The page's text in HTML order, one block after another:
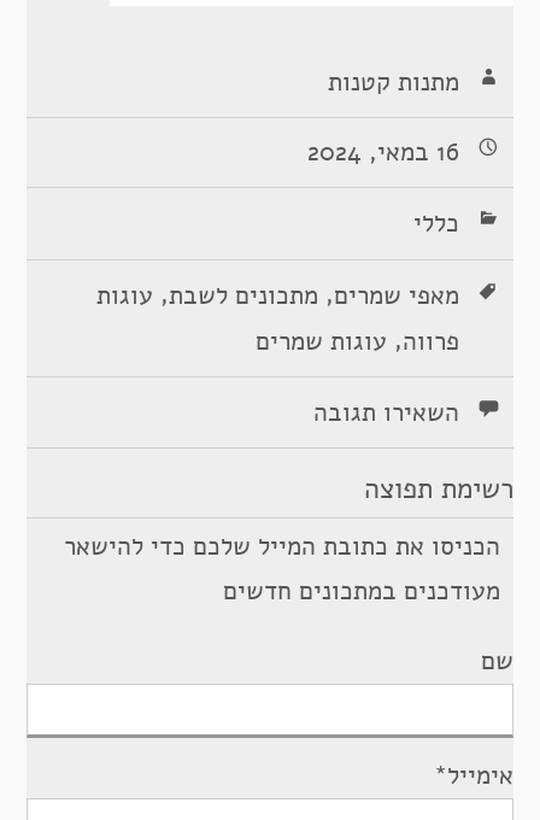
מתנות קטנות
16 במאי, 2024
כללי
מאפי שמרים, מתכונים לשבת, עוגות
פרווה, עוגות שמרים
השאירו תגובה
רשימת תפוצה
הכניסו את כתובת המייל שלכם כדי להישאר
מעודכנים במתכונים חדשים
שם
אימייל*